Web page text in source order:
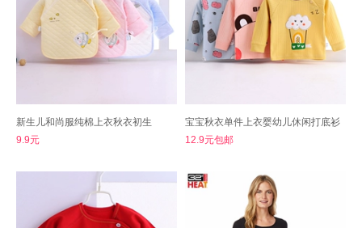
新生儿和尚服纯棉上衣秋衣初生
9.9元
宝宝秋衣单件上衣婴幼儿休闲打底衫
12.9元包邮